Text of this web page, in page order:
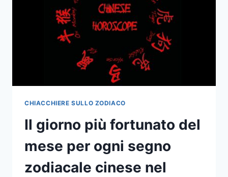
CIASCUNO
NEL
2025
CHIACCHIERE SULLO ZODIACO
Il giorno più fortunato del
mese per ogni segno
zodiacale cinese nel